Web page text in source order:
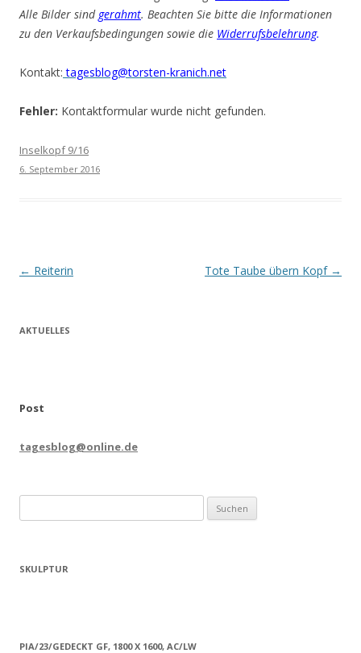
Alle Bilder sind gerahmt. Beachten Sie bitte die Informationen
zu den Verkaufsbedingungen sowie die Widerrufsbelehrung.
Kontakt: tagesblog@torsten-kranich.net
Fehler: Kontaktformular wurde nicht gefunden.
Inselkopf 9/16
6. September 2016
Beitrags-
← Reiterin Tote Taube übern Kopf →
AKTUELLES
Post
tagesblog@online.de
nach:
SKULPTUR
PIA/23/GEDECKT GF, 1800 X 1600, AC/LW